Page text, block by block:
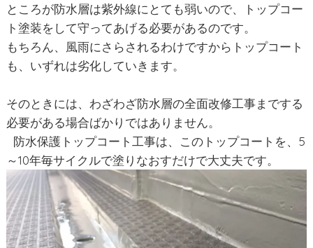
ところが防水層は紫外線にとても弱いので、トップコー
ト塗装をして守ってあげる必要があるのです。
もちろん、風雨にさらされるわけですからトップコート
も、いずれは劣化していきます。
そのときには、わざわざ防水層の全面改修工事までする
必要がある場合ばかりではありません。
防水保護トップコート工事は、このトップコートを、5
～10年毎サイクルで塗りなおすだけで大丈夫です。